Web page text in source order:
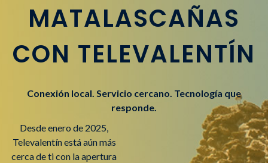
MATALASCAÑAS
CON TELEVALENTÍN
Conexión local. Servicio cercano. Tecnología que
responde.
Desde enero de 2025,
Televalentín está aún más
cerca de ti con la apertura